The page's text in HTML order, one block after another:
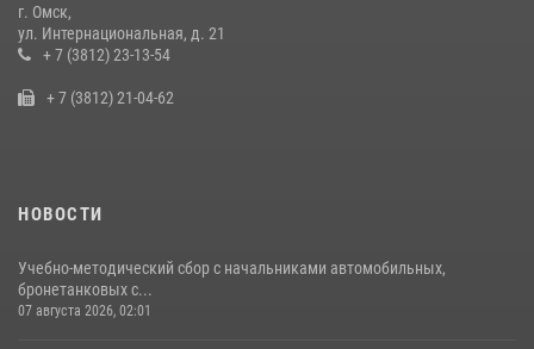
Cотрудники ОМОН "Штурм" Росгвардии отработали навыки
пилотирования БПЛА в Омске
г. Омск,
ул. Интернациональная, д. 21
+ 7 (3812) 23-13-54
+ 7 (3812) 21-04-62
НОВОСТИ
Учебно-методический сбор с начальниками автомобильных,
бронетанковых с...
07 августа 2026, 02:01